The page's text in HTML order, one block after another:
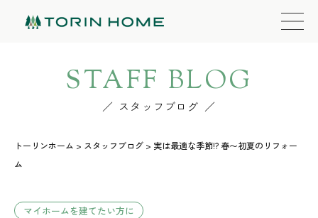
STAFF BLOG
スタッフブログ
トーリンホーム > スタッフブログ > 実は最適な季節!? 春〜初夏のリフォー
ム
マイホームを建てたい方に